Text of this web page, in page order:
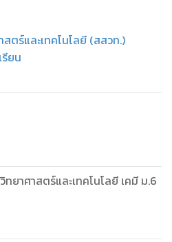
ตร์และเทคโนโลยี (สสวท.)
ยน
ยาศาสตร์และเทคโนโลยี เคมี ม.6